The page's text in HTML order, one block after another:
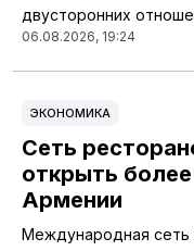
двусторонних
06.08.2026, 19:24
ЭКОНОМИКА
Сеть
открыть
Армении
Международная сеть